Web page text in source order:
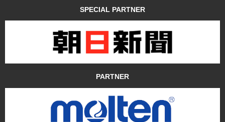
SPECIAL PARTNER
PARTNER